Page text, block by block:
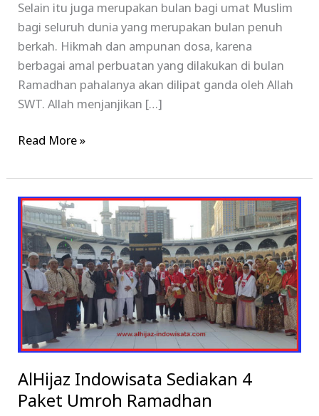
Selain itu juga merupakan bulan bagi umat Muslim
bagi seluruh dunia yang merupakan bulan penuh
berkah. Hikmah dan ampunan dosa, karena
berbagai amal perbuatan yang dilakukan di bulan
Ramadhan pahalanya akan dilipat ganda oleh Allah
SWT. Allah menjanjikan […]
Read More »
AlHijaz Indowisata Sediakan 4
Paket Umroh Ramadhan
AlHijaz
Indowisata
Sediakan
4
Paket
Umroh
Ramadhan